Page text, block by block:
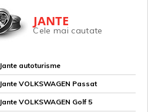
JANTE
Cele mai cautate
Jante autoturisme
Jante VOLKSWAGEN Passat
Jante VOLKSWAGEN Golf 5